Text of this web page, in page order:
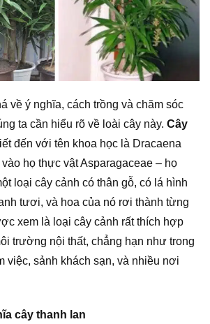
về ý nghĩa, cách trồng và chăm sóc
ta cần hiểu rõ về loài cây này. Cây
đến với tên khoa học là Dracaena
họ thực vật Asparagaceae – họ
loại cây cảnh có thân gỗ, có lá hình
tươi, và hoa của nó rơi thành từng
xem là loại cây cảnh rất thích hợp
trường nội thất, chẳng hạn như trong
việc, sảnh khách sạn, và nhiều nơi
cây thanh lan